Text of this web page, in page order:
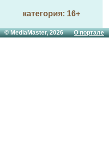
категория: 16+
© MediaMaster, 2026О портале